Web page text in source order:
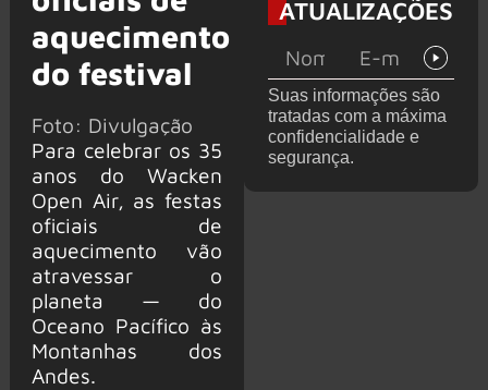
aquecimento
do festival
Foto: Divulgação
Para celebrar os 35
anos do Wacken
Open Air, as festas
oficiais de
aquecimento vão
atravessar o
planeta — do
Oceano Pacífico às
Montanhas dos
Andes.
palcos
To Life’ é
ATUALIZAÇÕES
Suas informações são
tratadas com a máxima
confidencialidade e
segurança.